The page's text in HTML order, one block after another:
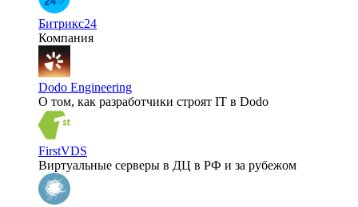
Битрикс24
Компания
Dodo Engineering
О том, как разработчики строят IT в Dodo
FirstVDS
Виртуальные серверы в ДЦ в РФ и за рубежом